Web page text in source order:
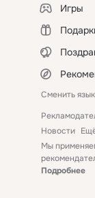
Игры
Сменить язык
Новости
Мы
Подробнее